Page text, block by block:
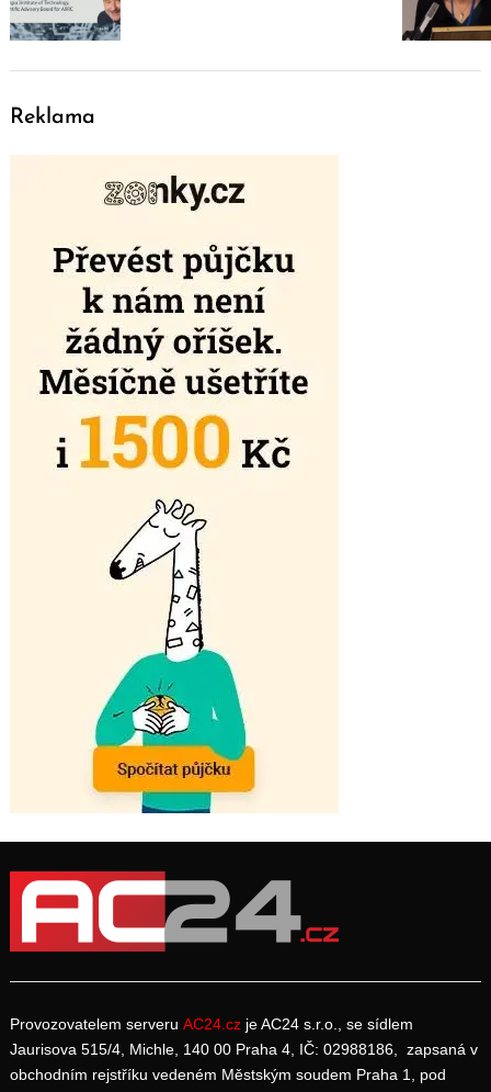
Reklama
Provozovatelem serveru AC24.cz je AC24 s.r.o., se sídlem
Jaurisova 515/4, Michle, 140 00 Praha 4, IČ: 02988186, zapsaná v
obchodním rejstříku vedeném Městským soudem Praha 1, pod